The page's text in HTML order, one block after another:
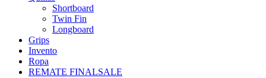
Shortboard
Twin Fin
Longboard
Grips
Invento
Ropa
REMATE FINALSALE